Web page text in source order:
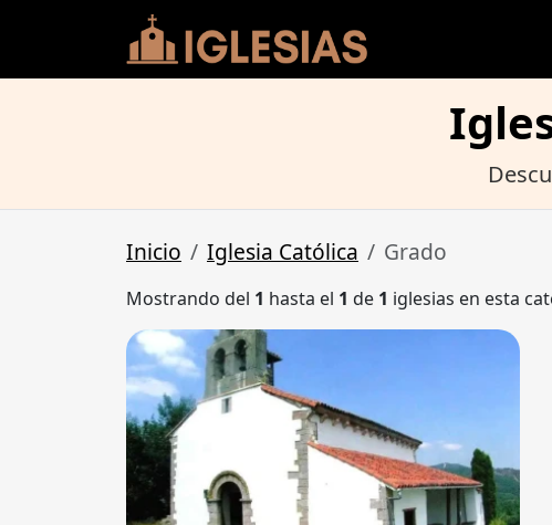
Inicio Iglesia Católica Grado
Mostrando del 1 hasta el 1 de 1 iglesias en esta